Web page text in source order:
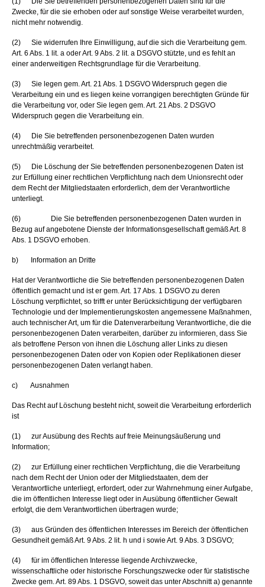
Zwecke, für die sie erhoben oder auf sonstige Weise verarbeitet wurden,
nicht mehr notwendig.
(2) Sie widerrufen Ihre Einwilligung, auf die sich die Verarbeitung gem.
Art. 6 Abs. 1 lit. a oder Art. 9 Abs. 2 lit. a DSGVO stützte, und es fehlt an
einer anderweitigen Rechtsgrundlage für die Verarbeitung.
(3) Sie legen gem. Art. 21 Abs. 1 DSGVO Widerspruch gegen die
Verarbeitung ein und es liegen keine vorrangigen berechtigten Gründe für
die Verarbeitung vor, oder Sie legen gem. Art. 21 Abs. 2 DSGVO
Widerspruch gegen die Verarbeitung ein.
(4) Die Sie betreffenden personenbezogenen Daten wurden
unrechtmäßig verarbeitet.
(5) Die Löschung der Sie betreffenden personenbezogenen Daten ist
zur Erfüllung einer rechtlichen Verpflichtung nach dem Unionsrecht oder
dem Recht der Mitgliedstaaten erforderlich, dem der Verantwortliche
unterliegt.
(6) Die Sie betreffenden personenbezogenen Daten wurden in
Bezug auf angebotene Dienste der Informationsgesellschaft gemäß Art. 8
Abs. 1 DSGVO erhoben.
b) Information an Dritte
Hat der Verantwortliche die Sie betreffenden personenbezogenen Daten
öffentlich gemacht und ist er gem. Art. 17 Abs. 1 DSGVO zu deren
Löschung verpflichtet, so trifft er unter Berücksichtigung der verfügbaren
Technologie und der Implementierungskosten angemessene Maßnahmen,
auch technischer Art, um für die Datenverarbeitung Verantwortliche, die die
personenbezogenen Daten verarbeiten, darüber zu informieren, dass Sie
als betroffene Person von ihnen die Löschung aller Links zu diesen
personenbezogenen Daten oder von Kopien oder Replikationen dieser
personenbezogenen Daten verlangt haben.
c) Ausnahmen
Das Recht auf Löschung besteht nicht, soweit die Verarbeitung erforderlich
ist
(1) zur Ausübung des Rechts auf freie Meinungsäußerung und
Information;
(2) zur Erfüllung einer rechtlichen Verpflichtung, die die Verarbeitung
nach dem Recht der Union oder der Mitgliedstaaten, dem der
Verantwortliche unterliegt, erfordert, oder zur Wahrnehmung einer Aufgabe,
die im öffentlichen Interesse liegt oder in Ausübung öffentlicher Gewalt
erfolgt, die dem Verantwortlichen übertragen wurde;
(3) aus Gründen des öffentlichen Interesses im Bereich der öffentlichen
Gesundheit gemäß Art. 9 Abs. 2 lit. h und i sowie Art. 9 Abs. 3 DSGVO;
(4) für im öffentlichen Interesse liegende Archivzwecke,
wissenschaftliche oder historische Forschungszwecke oder für statistische
Zwecke gem. Art. 89 Abs. 1 DSGVO, soweit das unter Abschnitt a) genannte